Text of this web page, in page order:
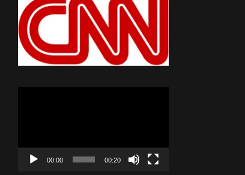
00:00 00:20